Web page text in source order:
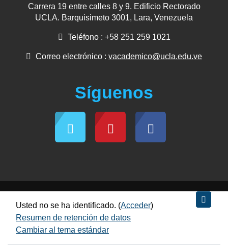
Carrera 19 entre calles 8 y 9. Edificio Rectorado
UCLA. Barquisimeto 3001, Lara, Venezuela
Teléfono : +58 251 259 1021
Correo electrónico : vacademico@ucla.edu.ve
Síguenos
Usted no se ha identificado. (Acceder)
Resumen de retención de datos
Cambiar al tema estándar